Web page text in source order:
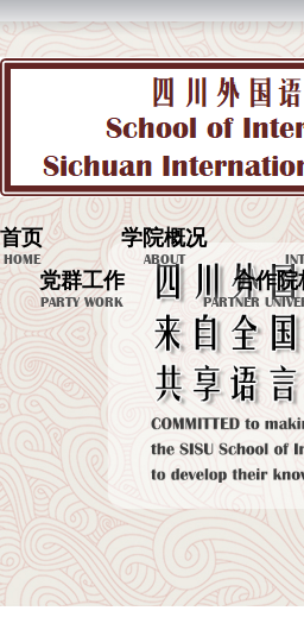
首页
HOME
学院概况
ABOUT
党群工作
PARTY WORK
合作院
PARTNER